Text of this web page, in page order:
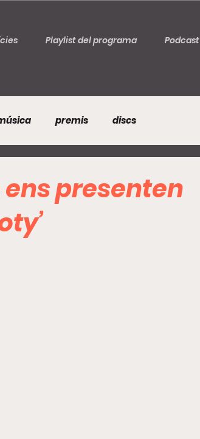
Playlist del programa Podcast
premis discs
presenten